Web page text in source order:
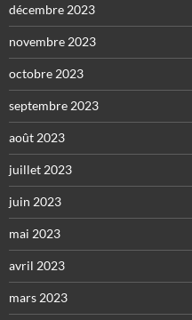
décembre 2023
novembre 2023
octobre 2023
septembre 2023
août 2023
juillet 2023
juin 2023
mai 2023
avril 2023
mars 2023